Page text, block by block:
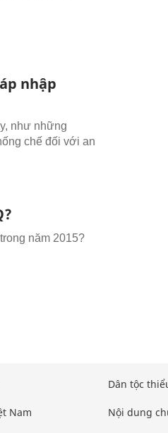
nhập
như những
chế đối với an
năm 2015?
Nam
Dân tộc
Nội dung